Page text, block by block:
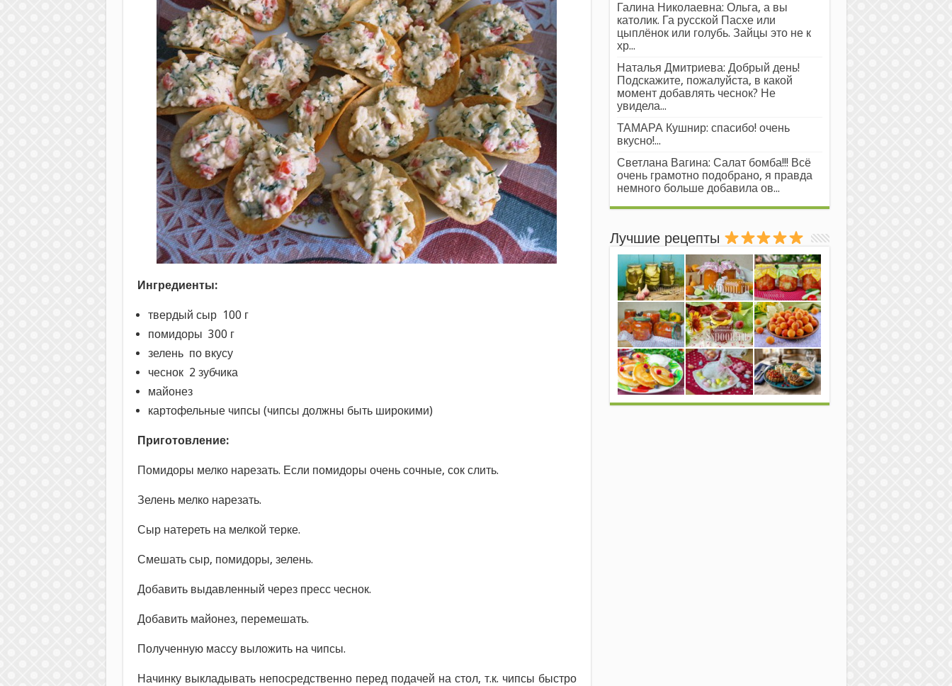
Ингредиенты:
твердый сыр 100 г
помидоры 300 г
зелень по вкусу
чеснок 2 зубчика
майонез
картофельные чипсы (чипсы должны быть широкими)
Приготовление:
Помидоры мелко нарезать. Если помидоры очень сочные, сок слить.
Зелень мелко нарезать.
Сыр натереть на мелкой терке.
Смешать сыр, помидоры, зелень.
Добавить выдавленный через пресс чеснок.
Добавить майонез, перемешать.
Полученную массу выложить на чипсы.
Начинку выкладывать непосредственно перед подачей на стол, т.к. чипсы быстро
Галина Николаевна: Ольга, а вы
католик. Га русской Пасхе или
цыплёнок или голубь. Зайцы это не к
хр...
Наталья Дмитриева: Добрый день!
Подскажите, пожалуйста, в какой
момент добавлять чеснок? Не
увидела...
ТАМАРА Кушнир: спасибо! очень
вкусно!...
Светлана Вагина: Салат бомба!!! Всё
очень грамотно подобрано, я правда
немного больше добавила ов...
Лучшие рецепты